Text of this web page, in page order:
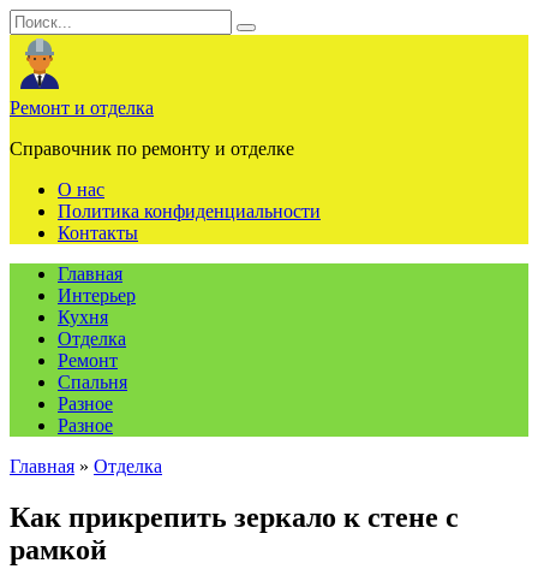
Перейти
к
содержанию
Search
for:
Ремонт и отделка
Справочник по ремонту и отделке
О нас
Политика конфиденциальности
Контакты
Главная
Интерьер
Кухня
Отделка
Ремонт
Спальня
Разное
Разное
Главная » Отделка
Как прикрепить зеркало к стене с
рамкой